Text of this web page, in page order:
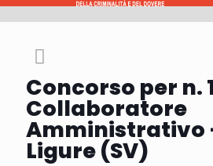
Concorso per n.
Collaboratore
Amministrativo
Ligure (SV)